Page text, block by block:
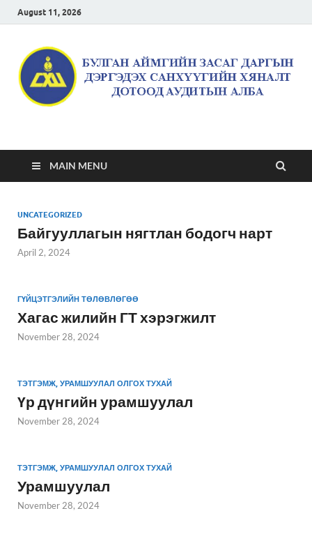
August 11, 2026
Булган аймгийн засаг
даргын дэргэдэх
санхүүгийн хяналт
дотоод аудитын алба
MAIN MENU
UNCATEGORIZED
Байгууллагын нягтлан бодогч нарт
April 2, 2024
ГҮЙЦЭТГЭЛИЙН ТӨЛӨВЛӨГӨӨ
Хагас жилийн ГТ хэрэгжилт
November 28, 2024
ТЭТГЭМЖ, УРАМШУУЛАЛ ОЛГОХ ТУХАЙ
Үр дүнгийн урамшуулал
November 28, 2024
ТЭТГЭМЖ, УРАМШУУЛАЛ ОЛГОХ ТУХАЙ
Урамшуулал
November 28, 2024